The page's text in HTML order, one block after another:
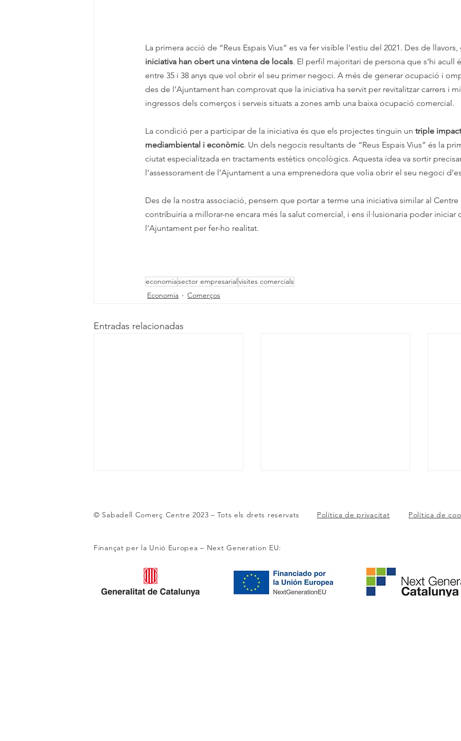
La primera acció de “Reus Espais Vius” es va fer visible l’estiu del 2021. Des de llavors,
iniciativa han obert una vintena de locals. El perfil majoritari de persona que s’hi acull
entre 35 i 38 anys que vol obrir el seu primer negoci. A més de generar ocupació i
des de l’Ajuntament han comprovat que la iniciativa ha servit per revitalitzar carrers i
ingressos dels comerços i serveis situats a zones amb una baixa ocupació comercial.
La condició per a participar de la iniciativa és que els projectes tinguin un triple
mediambiental i econòmic. Un dels negocis resultants de “Reus Espais Vius” és la
ciutat especialitzada en tractaments estètics oncològics. Aquesta idea va sortir
l’assessorament de l’Ajuntament a una emprenedora que volia obrir el seu negoci
Des de la nostra associació, pensem que portar a terme una iniciativa similar al Centre
contribuiria a millorar-ne encara més la salut comercial, i ens il·lusionaria poder iniciar
l’Ajuntament per fer-ho realitat.
economiasector empresarialvisites comercials
Economia
Comerços
Entradas relacionadas
El comerç del Centre
genera una inversió de 6
milions d’euros anuals
Què va passar l’any 2024?
per
© Sabadell Comerç Centre 2023 – Tots els drets reservats Política de privacitat Política de
Finançat per la Unió Europea – Next Generation EU: